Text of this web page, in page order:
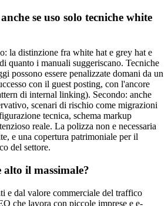
se uso solo tecniche white
la distinzione fra white hat e grey hat e
quanto i manuali suggeriscano. Tecniche
possono essere penalizzate domani da un
con il guest posting, con l'ancore
di internal linking). Secondo: anche
scenari di rischio come migrazioni
tecnica, schema markup
reale. La polizza non e necessaria
e una copertura patrimoniale per il
del settore.
alto il massimale?
e dal valore commerciale del traffico
che lavora con piccole imprese e e-